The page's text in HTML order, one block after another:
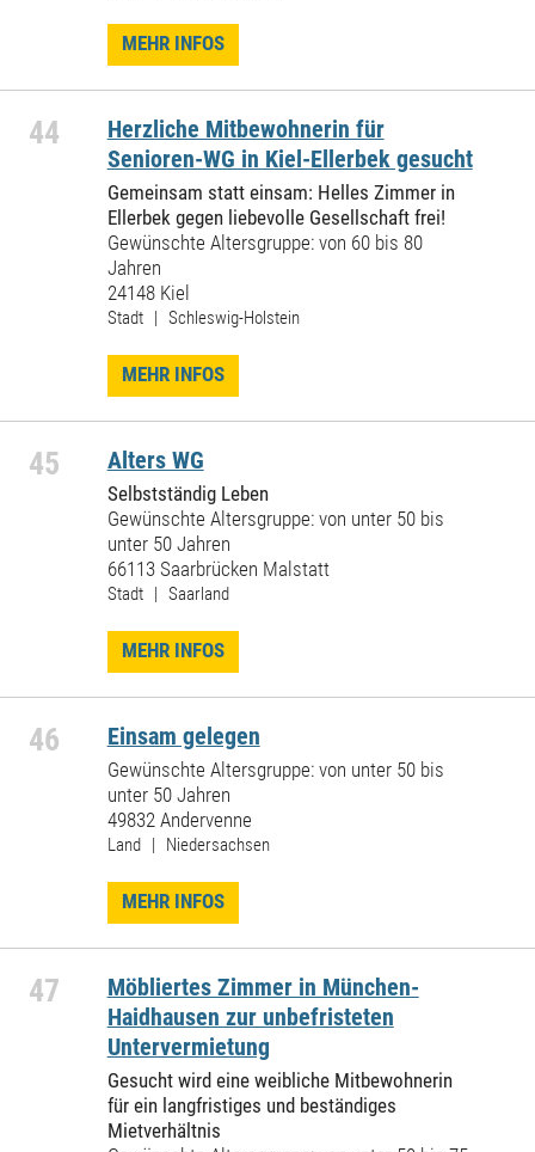
MEHR INFOS
44
Herzliche Mitbewohnerin für
Senioren-WG in Kiel-Ellerbek gesucht
Gemeinsam statt einsam: Helles Zimmer in
Ellerbek gegen liebevolle Gesellschaft frei!
Gewünschte Altersgruppe: von 60 bis 80
Jahren
24148 Kiel
Stadt | Schleswig-Holstein
MEHR INFOS
45 Alters WG
Selbstständig Leben
Gewünschte Altersgruppe: von unter 50 bis
unter 50 Jahren
66113 Saarbrücken Malstatt
Stadt | Saarland
MEHR INFOS
46 Einsam gelegen
Gewünschte Altersgruppe: von unter 50 bis
unter 50 Jahren
49832 Andervenne
Land | Niedersachsen
MEHR INFOS
47
Möbliertes Zimmer in München-
Haidhausen zur unbefristeten
Untervermietung
Gesucht wird eine weibliche Mitbewohnerin
für ein langfristiges und beständiges
Mietverhältnis